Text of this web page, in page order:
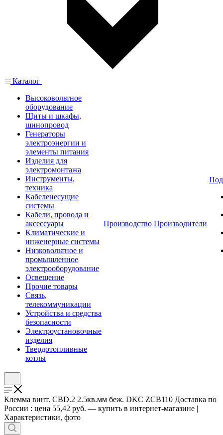
Каталог
Высоковольтное
оборудование
Щиты и шкафы,
шинопровод
Генераторы
электроэнергии и
элементы питания
Изделия для
электромонтажа
Инструменты,
техника
Кабеленесущие
системы
Кабели, провода и
аксессуары
Климатические и
инженерные системы
Низковольтное и
промышленное
электрооборудование
Освещение
Прочие товары
Связь,
телекоммуникации
Устройства и средства
безопасности
Электроустановочные
изделия
Твердотопливные
котлы
Производство Производители
Клемма винт. CBD.2 2.5кв.мм беж. DKC ZCB110 Доставка по
России : цена 55,42 руб. — купить в интернет-магазине |
Характеристики, фото